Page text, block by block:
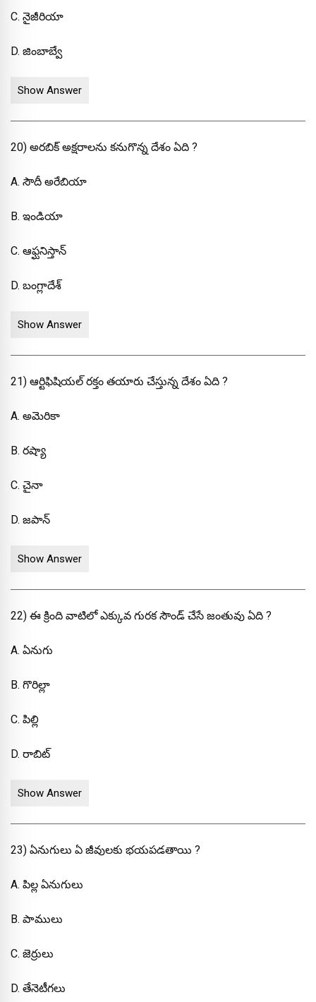
C. నైజీరియా
D. జింబాబ్వే
Show Answer
20) అరబిక్ అక్షరాలను కనుగొన్న దేశం ఏది ?
A. సౌదీ అరేబియా
B. ఇండియా
C. ఆఫ్ఘనిస్తాన్
D. బంగ్లాదేశ్
Show Answer
21) ఆర్టిఫిషియల్ రక్తం తయారు చేస్తున్న దేశం ఏది ?
A. అమెరికా
B. రష్యా
C. చైనా
D. జపాన్
Show Answer
22) ఈ క్రింది వాటిలో ఎక్కువ గురక సౌండ్ చేసే జంతువు ఏది ?
A. ఏనుగు
B. గొరిల్లా
C. పిల్లి
D. రాబిట్
Show Answer
23) ఏనుగులు ఏ జీవులకు భయపడతాయి ?
A. పిల్ల ఏనుగులు
B. పాములు
C. జెర్రులు
D. తేనెటీగలు